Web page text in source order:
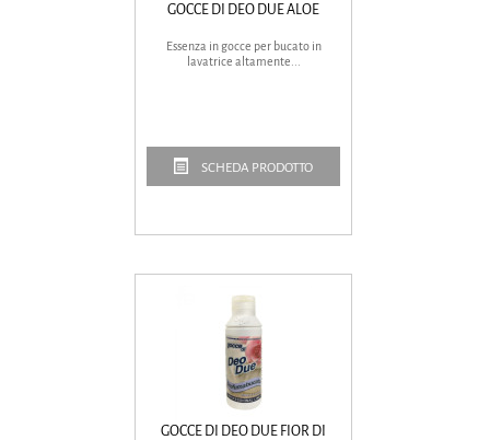
GOCCE DI DEO DUE ALOE
Essenza in gocce per bucato in
lavatrice altamente...
SCHEDA PRODOTTO
GOCCE DI DEO DUE FIOR DI